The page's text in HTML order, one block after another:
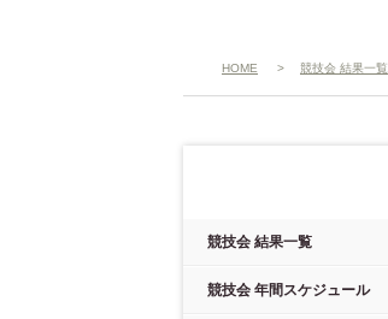
HOME > 競技会 結果一覧
競技会 結果一覧
競技会 年間スケジュール